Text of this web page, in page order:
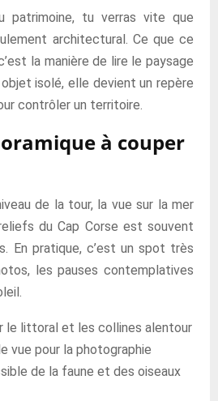
patrimoine, tu verras vite que
architectural. Ce que ce
la manière de lire le paysage
isolé, elle devient un repère
contrôler un territoire.
à couper
de la tour, la vue sur la mer
du Cap Corse est souvent
En pratique, c’est un spot très
les pauses contemplatives
le littoral et les collines alentour
vue pour la photographie
de la faune et des oiseaux